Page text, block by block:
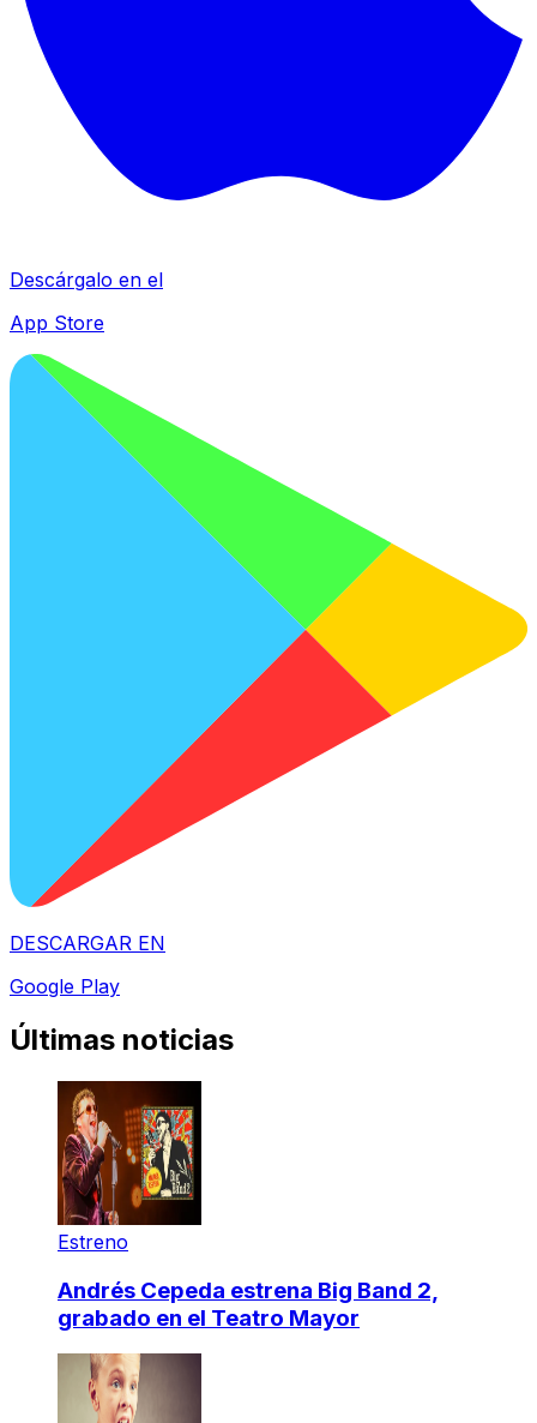
Descárgalo en el
App Store
DESCARGAR EN
Google Play
Últimas noticias
Estreno
Andrés Cepeda estrena Big Band 2,
grabado en el Teatro Mayor